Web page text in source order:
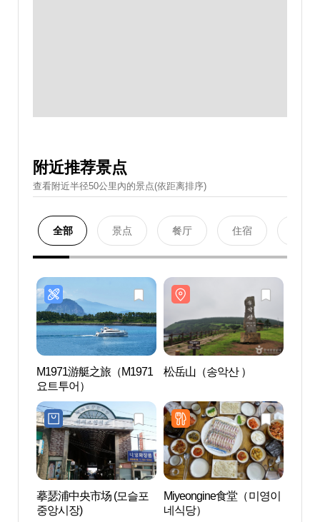
附近推荐景点
查看附近半径50公里內的景点(依距离排序)
全部 景点 餐厅 住宿
M1971游艇之旅（M1971
요트투어）
松岳山（송악산 ）
摹瑟浦中央市场 (모슬포
중앙시장)
Miyeongine食堂（미영이
네식당）